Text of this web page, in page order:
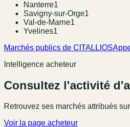
Nanterre1
Savigny-sur-Orge1
Val-de-Marne1
Yvelines1
Marchés publics de CITALLIOS
Intelligence acheteur
Consultez l'activité
Retrouvez ses marchés attribués
Voir la page acheteur